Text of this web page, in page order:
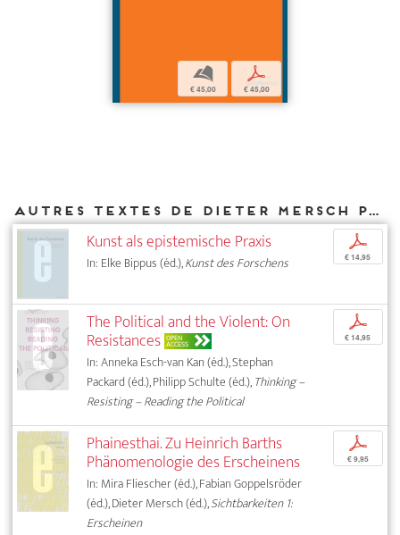
b
€ 45,00
p
€ 45,00
Autres textes de Dieter Mersch parus chez DIAPHANES
Kunst als epistemische Praxis
In: Elke Bippus (éd.),Kunst des Forschens
p
€ 14,95
The Political and the Violent: On
Resistances OPEN
ACCESS
In: Anneka Esch-van Kan (éd.), Stephan
Packard (éd.), Philipp Schulte (éd.),Thinking –
Resisting – Reading the Political
p
€ 14,95
Phainesthai. Zu Heinrich Barths
Phänomenologie des Erscheinens
In: Mira Fliescher (éd.), Fabian Goppelsröder
(éd.), Dieter Mersch (éd.),Sichtbarkeiten 1:
Erscheinen
p
€ 9,95